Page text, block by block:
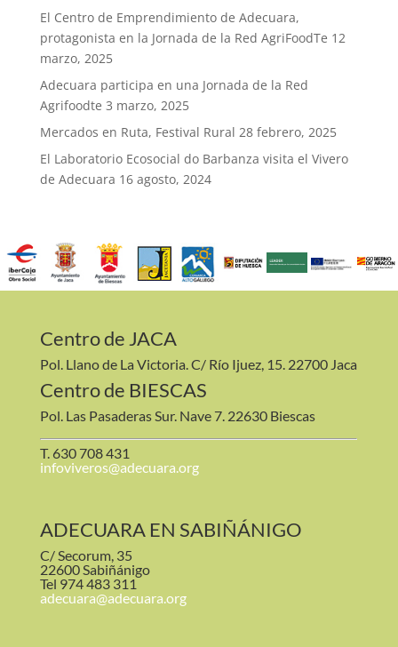
El Centro de Emprendimiento de Adecuara,
protagonista en la Jornada de la Red AgriFoodTe 12
marzo, 2025
Adecuara participa en una Jornada de la Red
Agrifoodte 3 marzo, 2025
Mercados en Ruta, Festival Rural 28 febrero, 2025
El Laboratorio Ecosocial do Barbanza visita el Vivero
de Adecuara 16 agosto, 2024
Centro de JACA
Pol. Llano de La Victoria. C/ Río Ijuez, 15. 22700 Jaca
Centro de BIESCAS
Pol. Las Pasaderas Sur. Nave 7. 22630 Biescas
T. 630 708 431
infoviveros@adecuara.org
ADECUARA EN SABIÑÁNIGO
C/ Secorum, 35
22600 Sabiñánigo
Tel 974 483 311
adecuara@adecuara.org